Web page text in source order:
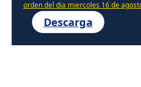
orden del dia miercoles 16 de
Descarga